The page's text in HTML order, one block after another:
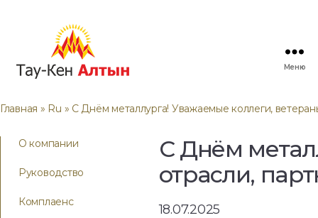
Меню
Главная » Ru » С Днём металлурга! Уважаемые коллеги,
О компании
Руководство
Комплаенс
С Днём
отрасли,
18.07.2025